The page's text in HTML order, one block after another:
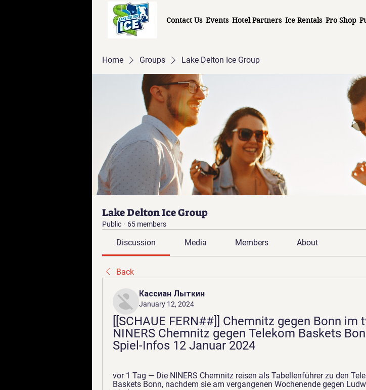
Contact Us Events Hotel Partners Ice Rentals Pro Shop
Home Groups Lake Delton Ice Group
Lake Delton Ice Group
Public · 65 members
Discussion Media Members About
Back
Кассиан Лыткин
January 12, 2024
[[SCHAUE FERN##]] Chemnitz gegen Bonn im
NINERS Chemnitz gegen Telekom Baskets
Spiel-Infos 12 Januar 2024
vor 1 Tag — Die NINERS Chemnitz reisen als Tabellenführer zu den
Baskets Bonn, nachdem sie am vergangenen Wochenende gegen